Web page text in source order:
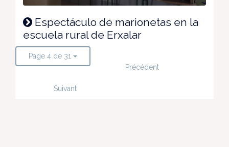
Espectáculo de marionetas en la
escuela rural de Erxalar
Page 4 de 31
Précédent
Suivant